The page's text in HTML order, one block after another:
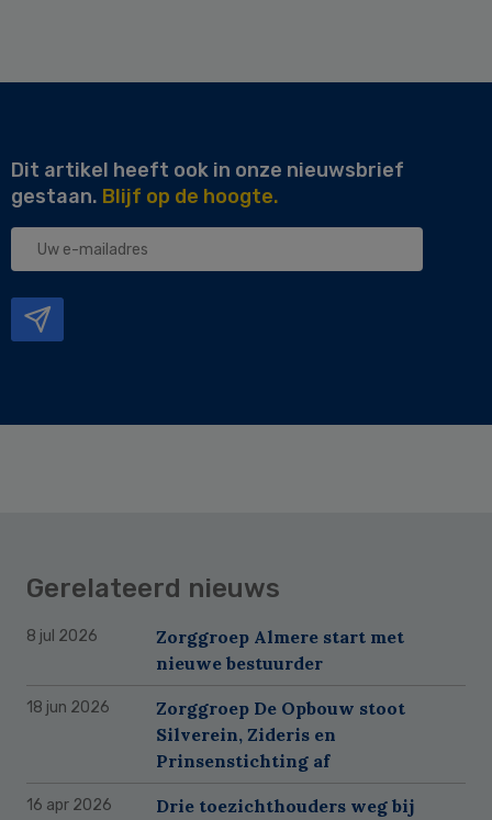
Dit artikel heeft ook in onze nieuwsbrief
gestaan. Blijf op de hoogte.
Uw
Gerelateerd nieuws
8 jul 2026
Zorggroep Almere start met
nieuwe bestuurder
18 jun 2026
Zorggroep De Opbouw stoot
Silverein, Zideris en
Prinsenstichting af
16 apr 2026
Drie toezichthouders weg bij